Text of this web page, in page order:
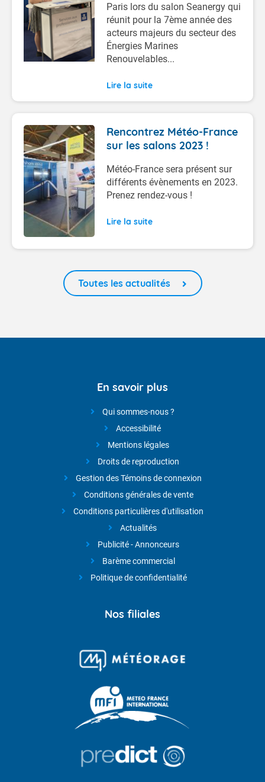
Paris lors du salon Seanergy qui
réunit pour la 7ème année des
acteurs majeurs du secteur des
Énergies Marines
Renouvelables...
Lire la suite
Rencontrez Météo-France
sur les salons 2023 !
Météo-France sera présent sur
différents évènements en 2023.
Prenez rendez-vous !
Lire la suite
Toutes les actualités
En savoir plus
Qui sommes-nous ?
Accessibilité
Mentions légales
Droits de reproduction
Gestion des Témoins de connexion
Conditions générales de vente
Conditions particulières d'utilisation
Actualités
Publicité - Annonceurs
Barème commercial
Politique de confidentialité
Nos filiales